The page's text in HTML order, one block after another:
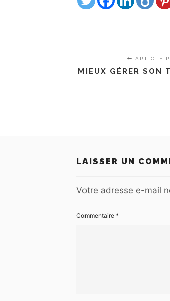
ARTICLE
MIEUX GÉRER SON
LAISSER UN
Votre adresse e-mail
Commentaire *